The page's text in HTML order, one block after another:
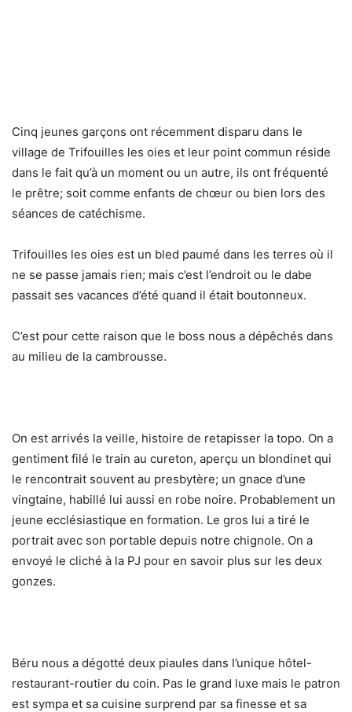
Cinq jeunes garçons ont récemment disparu dans le
village de Trifouilles les oies et leur point commun réside
dans le fait qu’à un moment ou un autre, ils ont fréquenté
le prêtre; soit comme enfants de chœur ou bien lors des
séances de catéchisme.
Trifouilles les oies est un bled paumé dans les terres où il
ne se passe jamais rien; mais c’est l’endroit ou le dabe
passait ses vacances d’été quand il était boutonneux.
C’est pour cette raison que le boss nous a dépêchés dans
au milieu de la cambrousse.
On est arrivés la veille, histoire de retapisser la topo. On a
gentiment filé le train au cureton, aperçu un blondinet qui
le rencontrait souvent au presbytère; un gnace d’une
vingtaine, habillé lui aussi en robe noire. Probablement un
jeune ecclésiastique en formation. Le gros lui a tiré le
portrait avec son portable depuis notre chignole. On a
envoyé le cliché à la PJ pour en savoir plus sur les deux
gonzes.
Béru nous a dégotté deux piaules dans l’unique hôtel-
restaurant-routier du coin. Pas le grand luxe mais le patron
est sympa et sa cuisine surprend par sa finesse et sa